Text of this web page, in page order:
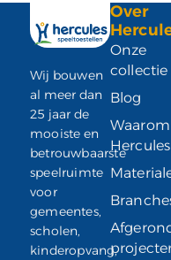
Wij bouwen
al meer dan
25 jaar de
mooiste en
betrouwbaarste
speelruimte
voor
gemeentes,
scholen,
kinderopvang,
Over
Onze
collectie
Blog
Waarom
Hercules